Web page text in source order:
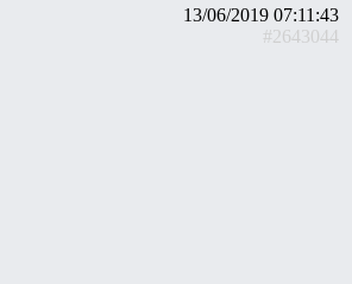
13/06/2019 07:11:43
#2643044